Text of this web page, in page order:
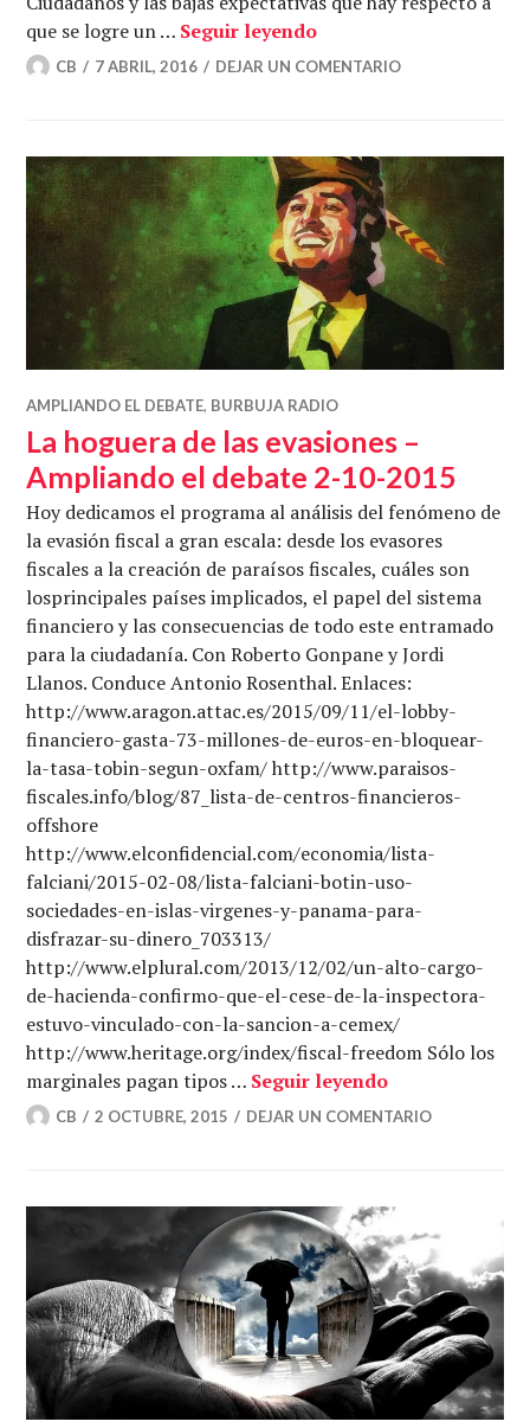
que se logre un … Seguir leyendoPonga una offshore
CB 7 ABRIL, 2016 DEJAR UN COMENTARIO
AMPLIANDO EL DEBATE, BURBUJA RADIO
La hoguera de las evasiones –
Ampliando el debate 2-10-2015
Hoy dedicamos el programa al análisis del fenómeno de
la evasión fiscal a gran escala: desde los evasores
fiscales a la creación de paraísos fiscales, cuáles son
losprincipales países implicados, el papel del sistema
financiero y las consecuencias de todo este entramado
para la ciudadanía. Con Roberto Gonpane y Jordi
Llanos. Conduce Antonio Rosenthal. Enlaces:
http://www.aragon.attac.es/2015/09/11/el-lobby-
financiero-gasta-73-millones-de-euros-en-bloquear-
la-tasa-tobin-segun-oxfam/ http://www.paraisos-
fiscales.info/blog/87_lista-de-centros-financieros-
offshore
http://www.elconfidencial.com/economia/lista-
falciani/2015-02-08/lista-falciani-botin-uso-
sociedades-en-islas-virgenes-y-panama-para-
disfrazar-su-dinero_703313/
http://www.elplural.com/2013/12/02/un-alto-cargo-
de-hacienda-confirmo-que-el-cese-de-la-inspectora-
estuvo-vinculado-con-la-sancion-a-cemex/
http://www.heritage.org/index/fiscal-freedom Sólo los
marginales pagan tipos … Seguir leyendoLa hoguera de
CB 2 OCTUBRE, 2015 DEJAR UN COMENTARIO